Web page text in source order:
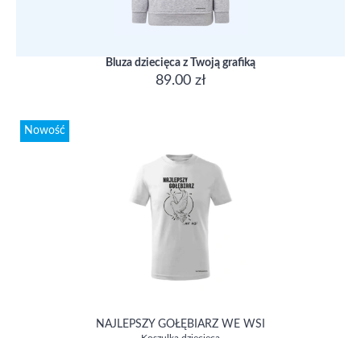
Bluza dziecięca z Twoją grafiką
89.00 zł
Nowość
NAJLEPSZY GOŁĘBIARZ WE WSI